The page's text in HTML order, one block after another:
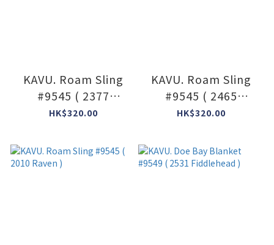
KAVU. Roam Sling
#9545 ( 2377
Ranchland )
HK$320.00
KAVU. Roam Sling
#9545 ( 2465
Ground Cover )
HK$320.00